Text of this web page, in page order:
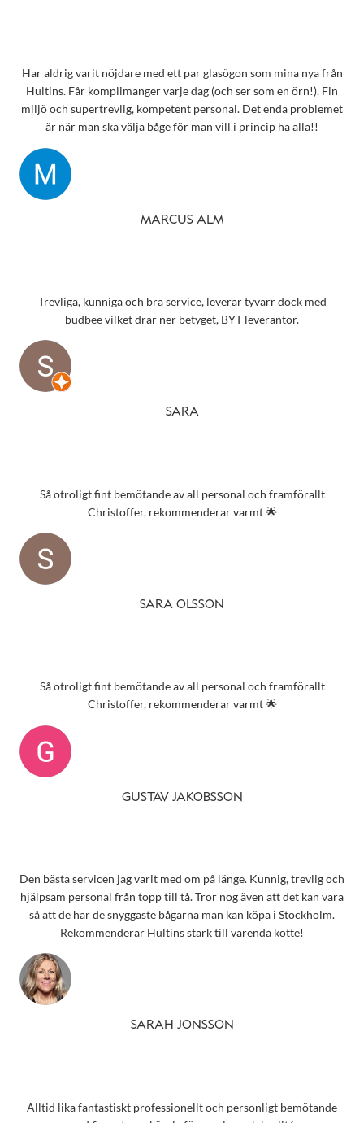
Har aldrig varit nöjdare med ett par glasögon som mina nya från
Hultins. Får komplimanger varje dag (och ser som en örn!). Fin
miljö och supertrevlig, kompetent personal. Det enda problemet
är när man ska välja båge för man vill i princip ha alla!!
MARCUS ALM
Trevliga, kunniga och bra service, leverar tyvärr dock med
budbee vilket drar ner betyget, BYT leverantör.
SARA
Så otroligt fint bemötande av all personal och framförallt
Christoffer, rekommenderar varmt 🌟
SARA OLSSON
Så otroligt fint bemötande av all personal och framförallt
Christoffer, rekommenderar varmt 🌟
GUSTAV JAKOBSSON
Den bästa servicen jag varit med om på länge. Kunnig, trevlig och
hjälpsam personal från topp till tå. Tror nog även att det kan vara
så att de har de snyggaste bågarna man kan köpa i Stockholm.
Rekommenderar Hultins stark till varenda kotte!
SARAH JONSSON
Alltid lika fantastiskt professionellt och personligt bemötande